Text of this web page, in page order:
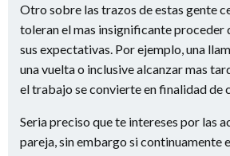
Otro sobre las trazos de estas gente
toleran el mas insignificante proceder
sus expectativas. Por ejemplo, una
una vuelta o inclusive alcanzar mas
el trabajo se convierte en finalidad de
Seri­a preciso que te intereses por las
pareja, sin embargo si continuamente